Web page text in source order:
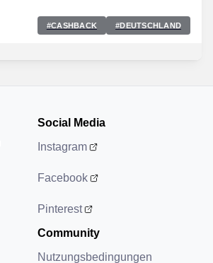
#CASHBACK #DEUTSCHLAND
Social Media
Instagram
Facebook
Pinterest
Community
Nutzungsbedingungen